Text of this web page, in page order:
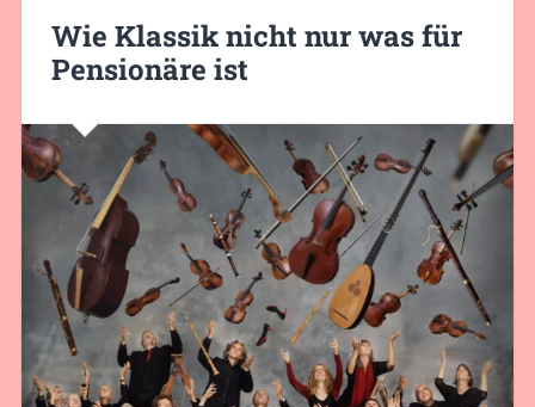
Wie Klassik nicht nur was für
Pensionäre ist